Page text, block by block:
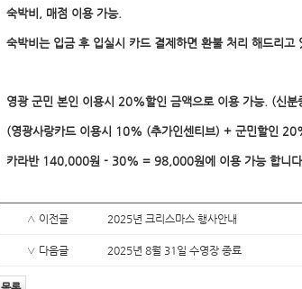
숙박비, 매점 이용 가능.
숙박비는 입금 후 입실시 카드 결제하면 환불 처리 해드리고
영광 군민 본인 이용시 20%할인 금액으로 이용 가능. (신
(영광사랑카드 이용시 10% (추가인센티브) + 군민할인
카라반 140,000원 - 30% = 98,000원에 이용 가능 합니
∧ 이전글 2025년 크리스마스 행사안내
∨ 다음글 2025년 8월 31일 수영장 종료